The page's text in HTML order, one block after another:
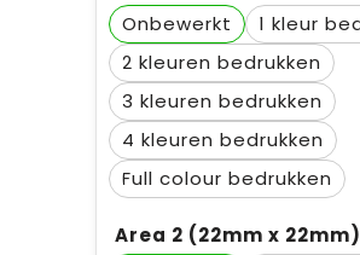
Onbewerkt
1
2
3
4
Full colour
Area 2 (22mm x 22mm)